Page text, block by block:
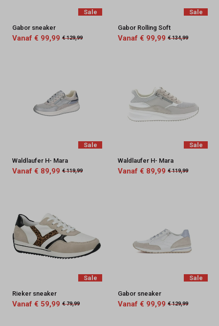
Sale
Gabor sneaker
Vanaf € 99,99 € 129,99
Sale
Gabor Rolling Soft
Vanaf € 99,99 € 134,99
Sale
Waldlaufer H- Mara
Vanaf € 89,99 € 119,99
Sale
Waldlaufer H- Mara
Vanaf € 89,99 € 119,99
Sale
Rieker sneaker
Vanaf € 59,99 € 79,99
Sale
Gabor sneaker
Vanaf € 99,99 € 129,99